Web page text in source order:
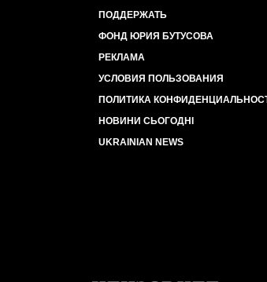
ПОДДЕРЖАТЬ
ФОНД ЮРИЯ БУТУСОВА
РЕКЛАМА
УСЛОВИЯ ПОЛЬЗОВАНИЯ
ПОЛИТИКА
НОВИНИ СЬОГОДНІ
UKRAINIAN NEWS